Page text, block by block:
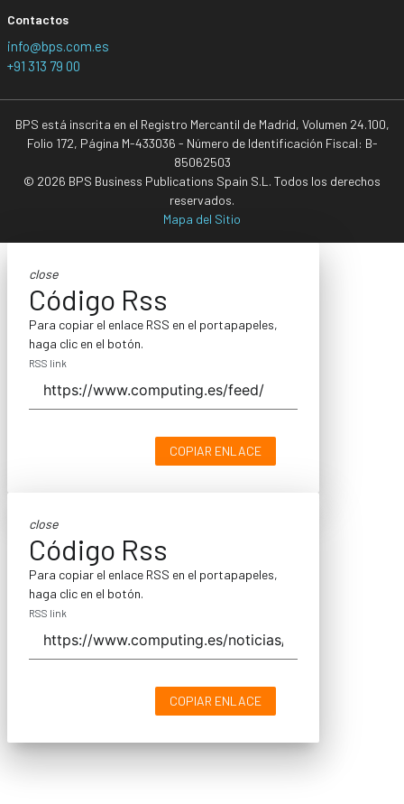
Contactos
info@bps.com.es
+91 313 79 00
BPS está inscrita en el Registro Mercantil de Madrid, Volumen 24.100,
Folio 172, Página M-433036 - Número de Identificación Fiscal: B-
85062503
© 2026 BPS Business Publications Spain S.L. Todos los derechos
reservados.
Mapa del Sitio
close
Código Rss
Para copiar el enlace RSS en el portapapeles,
haga clic en el botón.
RSS link
COPIAR ENLACE
close
Código Rss
Para copiar el enlace RSS en el portapapeles,
haga clic en el botón.
RSS link
COPIAR ENLACE